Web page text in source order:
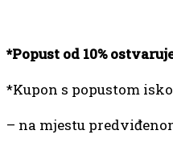
*Popust od 10%
*Kupon s popustom
– na mjestu